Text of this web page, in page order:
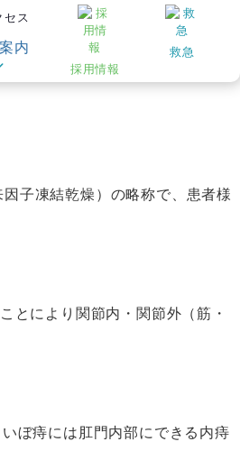
セス
内
採用情報
救急
子凍結乾燥）の略称で、患者様
とにより関節内・関節外（筋・
ぼ痔には肛門内部にできる内痔